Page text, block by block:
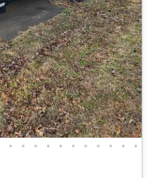
• • • • • • • • • • •